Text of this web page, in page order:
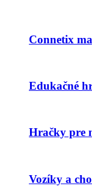
Connetix
Edukačné
Hračky pre
Vozíky a